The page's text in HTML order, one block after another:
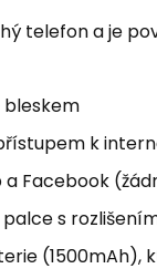
telefon a je
bleskem
k
Facebook
s
(1500mAh),